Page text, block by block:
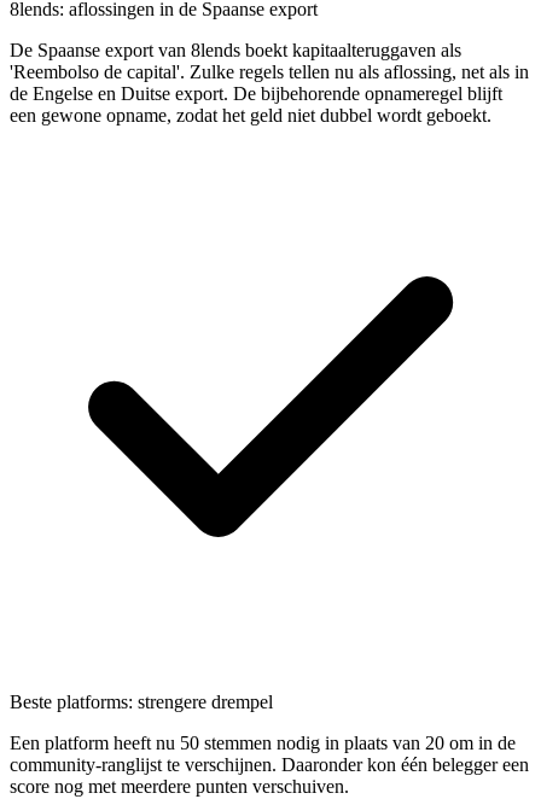
8lends: aflossingen in de Spaanse export
De Spaanse export van 8lends boekt kapitaalteruggaven als
'Reembolso de capital'. Zulke regels tellen nu als aflossing, net als in
de Engelse en Duitse export. De bijbehorende opnameregel blijft
een gewone opname, zodat het geld niet dubbel wordt geboekt.
Beste platforms: strengere drempel
Een platform heeft nu 50 stemmen nodig in plaats van 20 om in de
community-ranglijst te verschijnen. Daaronder kon één belegger een
score nog met meerdere punten verschuiven.